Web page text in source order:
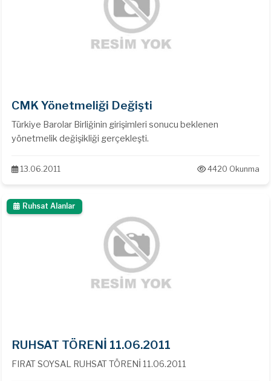
CMK Yönetmeliği Değişti
Türkiye Barolar Birliğinin girişimleri sonucu beklenen
yönetmelik değişikliği gerçekleşti.
13.06.2011 4420 Okunma
Ruhsat Alanlar
RUHSAT TÖRENİ 11.06.2011
FIRAT SOYSAL RUHSAT TÖRENİ 11.06.2011